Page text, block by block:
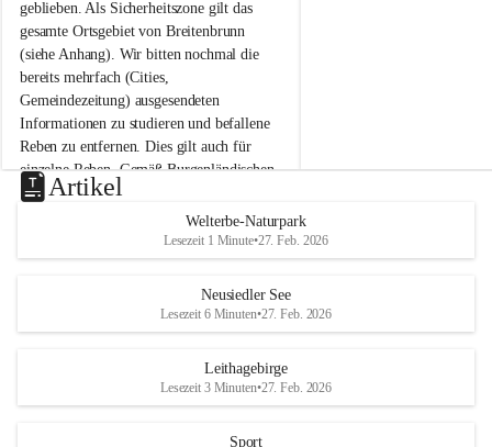
r
u
n
n
a
m
N
e
u
s
d
S
geblieben. Als Sicherheitszone gilt das
gesamte Ortsgebiet von Breitenbrunn
(siehe Anhang). Wir bitten nochmal die
bereits mehrfach (Cities,
Gemeindezeitung) ausgesendeten
Informationen zu studieren und befallene
Reben zu entfernen. Dies gilt auch für
einzelne Reben. Gemäß Burgenländischen
Weinbaugesetz sind nicht gepflegte oder
unzulässige Weingärten zu roden! Bitte
helfen wir zusammen um unsere Winzer
vor den prognostizierten Ernteausfällen
und den daraus folgenden wirtschaftlichen
Maßnahmen zur Bekämpfung
u
e
d
r
S
Artikel
Welterbe-Naturpark
Lesezeit 1 Minute•27. Feb. 2026
Neusiedler See
Lesezeit 6 Minuten•27. Feb. 2026
Leithagebirge
Lesezeit 3 Minuten•27. Feb. 2026
Sport